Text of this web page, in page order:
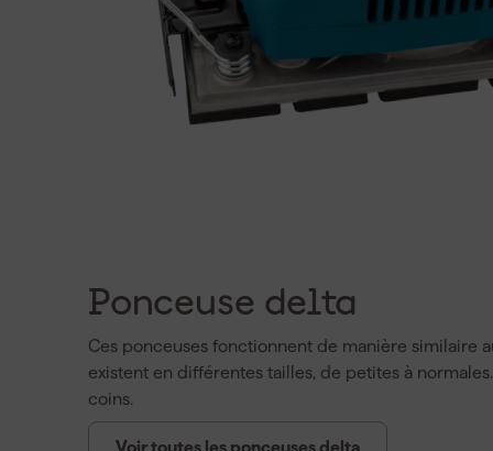
Ponceuse delta
Ces ponceuses fonctionnent de manière similaire
existent en différentes tailles, de petites à
coins.
Voir toutes les ponceuses delta